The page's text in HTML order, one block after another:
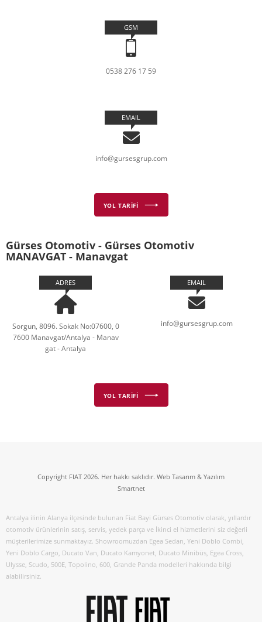
GSM
0538 276 17 59
EMAIL
info@gursesgrup.com
YOL TARİFİ
Gürses Otomotiv - Gürses Otomotiv
MANAVGAT - Manavgat
ADRES
Sorgun, 8096. Sokak No:07600, 0
7600 Manavgat/Antalya - Manav
gat - Antalya
EMAIL
info@gursesgrup.com
YOL TARİFİ
Copyright FIAT 2026. Her hakkı saklıdır. Web Tasarım & Yazılım
Smartnet
Antalya ilinin Alanya ilçesinde bulunan Fiat Bayi Gürses Otomotiv olarak, yıllardır
otomotiv ürünlerinin satış, servis, yedek parça ve İkinci el hizmetlerini siz değerli
müşterilerimize sunmaktayız. Showroomuzdan Egea Sedan, Yeni Doblo Combi,
Yeni Doblo Cargo, Ducato Van, Ducato Kamyonet, Ducato Minibüs, Egea Cross,
Ulysse, Scudo, 500E, Topolino, 600, Grande Panda modelleri hakkında bilgi
alabilirsiniz.